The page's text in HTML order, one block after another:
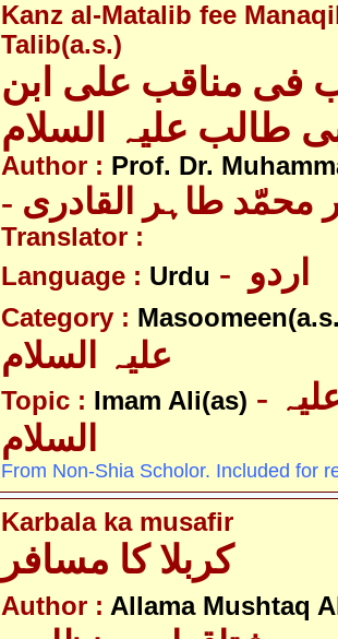
Kanz al-Matalib fee
Talib(a.s.)
فی مناقب علی ابن
طالب علیہ السلام
Author : Prof. Dr.
محمّد طاہر القادری
Translator :
Language : Urdu
Category :
Topic : Imam Ali(as) - امام علی علیہ
السلام
From Non-Shia Scholor. Included for
Karbala ka musafir
کربلا کا مسافر
Author : Allama Mushtaq